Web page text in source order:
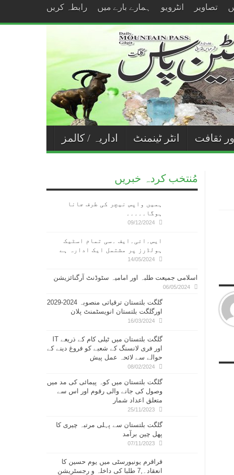
رابطہ کریں ہمارے بارے میں انٹرویو تصاویر
ثقافت انٹر ٹینمنٹ اداریہ / کالمز
مُنتخب کردہ خبریں
ہمیں واپس نیچر کی طرف جانا
ہوگا۔۔۔۔۔
09/12/2024
ایس۔ائی۔ایف ۔سی تمام اسٹیک
ہولڈرز پر مشتمل ایک ادارہ ہے
14/05/2024
اسلامی جمیعت طلبہ اور امامیہ سٹوڈنٹ آرگنائزیشن
06/05/2024
گلگت بلتستان ترقیاتی منصوبہ 2024-2029
اورگلگت بلتستان انویسٹمنٹ پلان
16/03/2024
گلگت بلتستان میں ٹیلی کام کے ذریعے IT
اور فری لانسنگ کے شعبے کو فروغ دینے کے
حوالے سے لائحہ عمل پیش
08/02/2024
گلگت بلتستان میں کوہ پیمائی کی مد میں
وصول کی جانے والی رقوم اور اس سے
متعلق اعداد شمار
25/11/2023
گلگت بلتستان سے پہلی مرتبہ چیری کا
پھل چین برآمد
07/11/2023
قراقرم یونیورسٹی میں یوم حسین کا
انعقاد۔,7 طلبا کی داخلہ و رجسٹریشن